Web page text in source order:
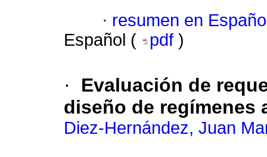
· resumen en
Español (
pdf )
·
Evaluación de
diseño de regímenes
Diez-Hernández, Juan